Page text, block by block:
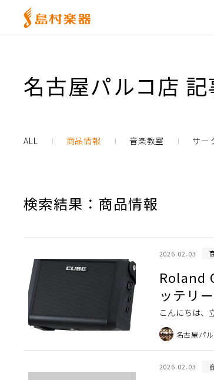
名古屋パルコ店
ALL 商品情報 音楽教室 サー
検索結果：商品情報
2026.02.03
Roland
ッテリ
こんにちは、
Street MINIが
名古屋パ
2026.02.03